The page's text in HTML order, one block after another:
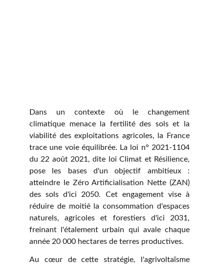
Dans un contexte où le changement
climatique menace la fertilité des sols et la
viabilité des exploitations agricoles, la France
trace une voie équilibrée. La loi n° 2021-1104
du 22 août 2021, dite loi Climat et Résilience,
pose les bases d'un objectif ambitieux :
atteindre le Zéro Artificialisation Nette (ZAN)
des sols d'ici 2050. Cet engagement vise à
réduire de moitié la consommation d'espaces
naturels, agricoles et forestiers d'ici 2031,
freinant l'étalement urbain qui avale chaque
année 20 000 hectares de terres productives.
Au cœur de cette stratégie, l'agrivoltaïsme